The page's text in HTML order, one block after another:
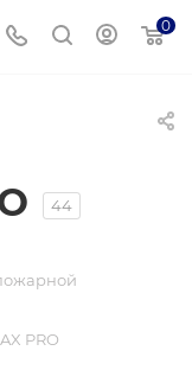
0
44
PRO